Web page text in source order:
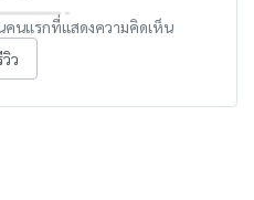
คนแรกที่แสดงความคิดเห็น
ว